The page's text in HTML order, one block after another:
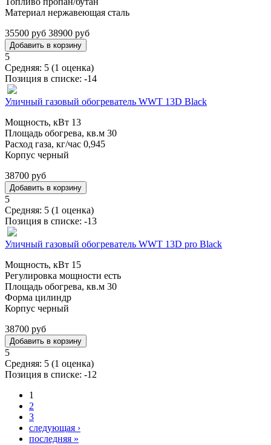
Материал нержавеющая сталь
35500 руб 38900 руб
5
Средняя: 5 (1 оценка)
Позиция в списке: -14
Уличный газовый обогреватель WWT 13D Black
Мощность, кВт 13
Площадь обогрева, кв.м 30
Расход газа, кг/час 0,945
Корпус черный
38700 руб
5
Средняя: 5 (1 оценка)
Позиция в списке: -13
Уличный газовый обогреватель WWT 13D pro Black
Мощность, кВт 15
Регулировка мощности есть
Площадь обогрева, кв.м 30
Форма цилиндр
Корпус черный
38700 руб
5
Средняя: 5 (1 оценка)
Позиция в списке: -12
Страницы
1
2
3
следующая ›
последняя »